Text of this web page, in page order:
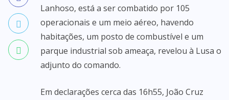
Lanhoso, está a ser combatido por 105
operacionais e um meio aéreo, havendo
habitações, um posto de combustível e um
parque industrial sob ameaça, revelou à Lusa o
adjunto do comando.
Em declarações cerca das 16h55, João Cruz